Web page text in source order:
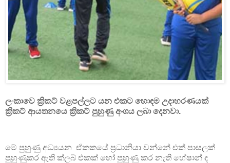
ලංකාවෙ ක්‍රිකට් වළපල්ලට යන එකට හොඳම උදාහරණයක්
ක්‍රිකට් ආයතනයෙ ක්‍රිකට් පුහුණු අංශය ලබා දෙනවා.
මේ පුහුණු අධ්‍යයන ඒකකයේ ප්‍රධානියා වන්නේ එක් පාසලක්
පුහුණුකර ඇති ක්ලබ් එකක් හෝ පුහුණු කර නැති හේෂාන් ද